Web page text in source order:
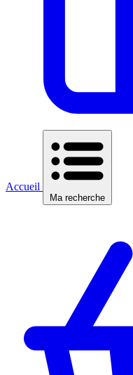
Accueil
Ma recherche